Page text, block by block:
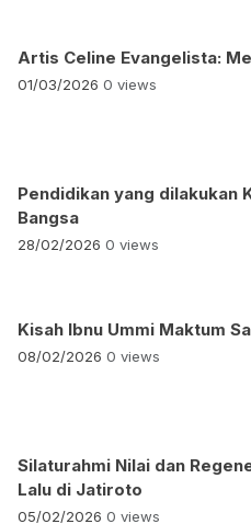
Artis Celine Evangelista:
01/03/2026 0 views
Pendidikan yang dilakukan
Bangsa
28/02/2026 0 views
Kisah Ibnu Ummi Maktum
08/02/2026 0 views
Silaturahmi Nilai dan
Lalu di Jatiroto
05/02/2026 0 views